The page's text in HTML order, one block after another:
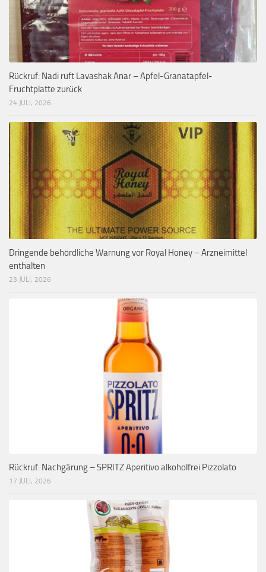
Rückruf: Nadi ruft Lavashak Anar – Apfel-Granatapfel-
Fruchtplatte zurück
24 JULI, 2026
Dringende behördliche Warnung vor Royal Honey – Arzneimittel
enthalten
23 JULI, 2026
Rückruf: Nachgärung – SPRITZ Aperitivo alkoholfrei Pizzolato
17 JULI, 2026